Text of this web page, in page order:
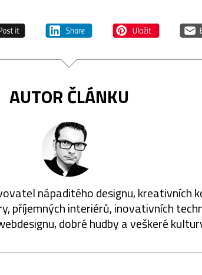
AUTOR ČLÁNKU
nápaditého designu, kreativních
příjemných interiérů, inovativních
dobré hudby a veškeré